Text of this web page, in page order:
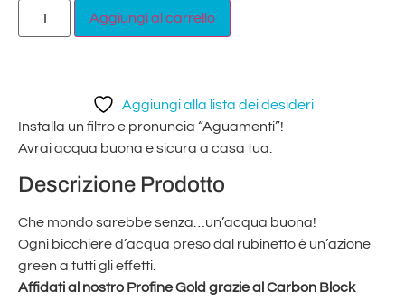
Aggiungi al carrello
Aggiungi alla lista dei desideri
Installa un filtro e pronuncia “Aguamenti”!
Avrai acqua buona e sicura a casa tua.
Descrizione Prodotto
Che mondo sarebbe senza…un’acqua buona!
Ogni bicchiere d’acqua preso dal rubinetto è un’azione
green a tutti gli effetti.
Affidati al nostro Profine Gold grazie al Carbon Block